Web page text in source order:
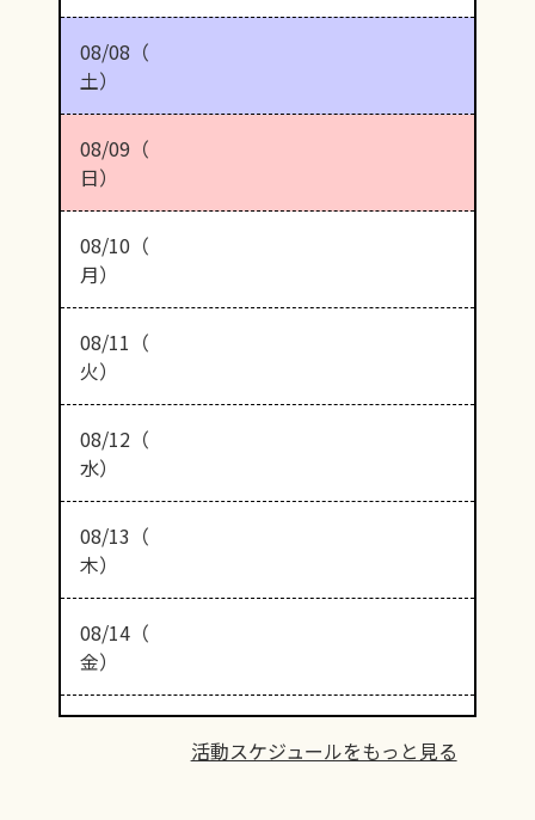
08/08（
土）
08/09（
日）
08/10（
月）
08/11（
火）
08/12（
水）
08/13（
木）
08/14（
金）
活動スケジュールをもっと見る